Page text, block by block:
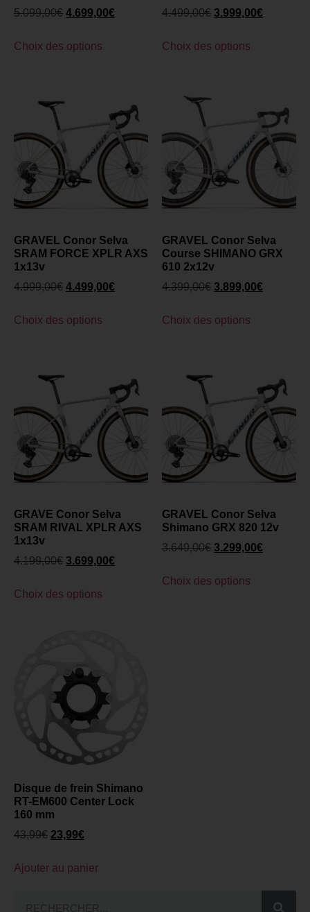
5.099,00€ 4.699,00€
Choix des options
4.499,00€ 3.999,00€
Choix des options
GRAVEL Conor Selva
SRAM FORCE XPLR AXS
1x13v
4.999,00€ 4.499,00€
Choix des options
GRAVEL Conor Selva
Course SHIMANO GRX
610 2x12v
4.399,00€ 3.899,00€
Choix des options
GRAVE Conor Selva
SRAM RIVAL XPLR AXS
1x13v
4.199,00€ 3.699,00€
Choix des options
GRAVEL Conor Selva
Shimano GRX 820 12v
3.649,00€ 3.299,00€
Choix des options
Disque de frein Shimano
RT-EM600 Center Lock
160 mm
43,99€ 23,99€
Ajouter au panier